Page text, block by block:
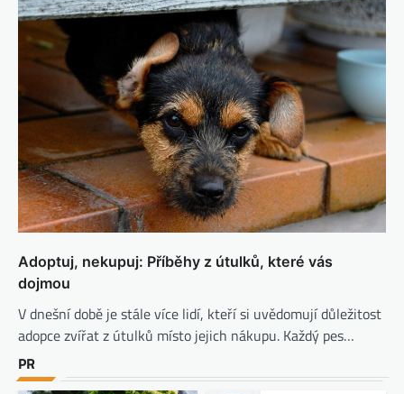
Adoptuj, nekupuj: Příběhy z útulků, které vás
dojmou
V dnešní době je stále více lidí, kteří si uvědomují důležitost
adopce zvířat z útulků místo jejich nákupu. Každý pes…
PR